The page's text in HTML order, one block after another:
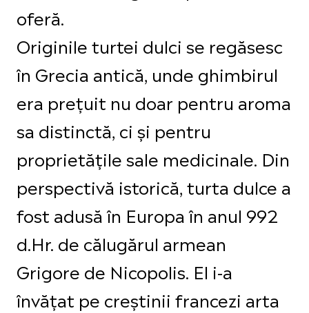
oferă.
Originile turtei dulci se regăsesc
în Grecia antică, unde ghimbirul
era prețuit nu doar pentru aroma
sa distinctă, ci și pentru
proprietățile sale medicinale. Din
perspectivă istorică, turta dulce a
fost adusă în Europa în anul 992
d.Hr. de călugărul armean
Grigore de Nicopolis. El i-a
învățat pe creștinii francezi arta